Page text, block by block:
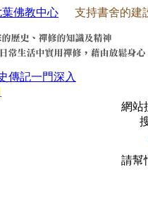
葉佛教中心 支持書舍的建
傳記一門深入
網站
請幫